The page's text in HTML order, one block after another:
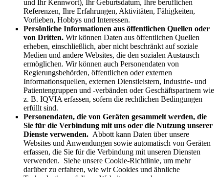
und Ihr Kennwort), Ihr Geburtsdatum, Ihre beruflichen
Referenzen, Ihre Erfahrungen, Aktivitäten, Fähigkeiten,
Vorlieben, Hobbys und Interessen.
Persönliche Informationen aus öffentlichen Quellen oder
von Dritten. Wir können Daten aus öffentlichen Quellen
erheben, einschließlich, aber nicht beschränkt auf soziale
Medien und andere Websites, die den sozialen Austausch
ermöglichen. Wir können auch Personendaten von
Regierungsbehörden, öffentlichen oder externen
Informationsquellen, externen Dienstleistern, Industrie- und
Patientengruppen und -verbänden oder Geschäftspartnern wie
z. B. IQVIA erfassen, sofern die rechtlichen Bedingungen
erfüllt sind.
Personendaten, die von Geräten gesammelt werden, die
Sie für die Verbindung mit uns oder die Nutzung unserer
Dienste verwenden. Abbott kann Daten über unsere
Websites und Anwendungen sowie automatisch von Geräten
erfassen, die Sie für die Verbindung mit unseren Diensten
verwenden. Siehe unsere Cookie-Richtlinie, um mehr
darüber zu erfahren, wie wir Cookies und ähnliche